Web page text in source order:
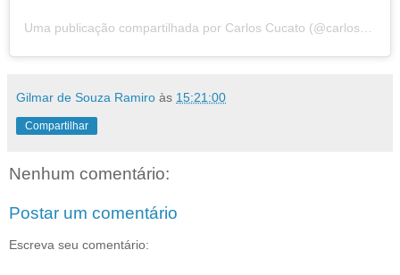
Uma publicação compartilhada por Carlos Cucato (@carloscucatooficial)
Gilmar de Souza Ramiro às 15:21:00
Compartilhar
Nenhum comentário:
Postar um comentário
Escreva seu comentário: